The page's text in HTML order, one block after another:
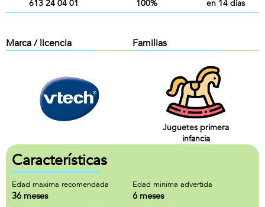
613 24 04 01
100%
en 14 días
Marca / licencia Familias
Juguetes primera
infancia
Características
Edad maxima recomendada
36 meses
Edad minima advertida
6 meses